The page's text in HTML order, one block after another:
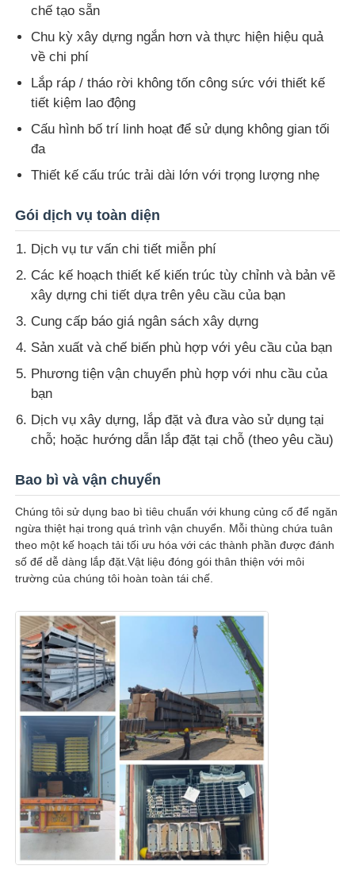
chế tạo sẵn
Chu kỳ xây dựng ngắn hơn và thực hiện hiệu quả
về chi phí
Lắp ráp / tháo rời không tốn công sức với thiết kế
tiết kiệm lao động
Cấu hình bố trí linh hoạt để sử dụng không gian tối
đa
Thiết kế cấu trúc trải dài lớn với trọng lượng nhẹ
Gói dịch vụ toàn diện
Dịch vụ tư vấn chi tiết miễn phí
Các kế hoạch thiết kế kiến trúc tùy chỉnh và bản vẽ
xây dựng chi tiết dựa trên yêu cầu của bạn
Cung cấp báo giá ngân sách xây dựng
Sản xuất và chế biến phù hợp với yêu cầu của bạn
Phương tiện vận chuyển phù hợp với nhu cầu của
bạn
Dịch vụ xây dựng, lắp đặt và đưa vào sử dụng tại
chỗ; hoặc hướng dẫn lắp đặt tại chỗ (theo yêu cầu)
Bao bì và vận chuyển
Chúng tôi sử dụng bao bì tiêu chuẩn với khung củng cố để ngăn
ngừa thiệt hại trong quá trình vận chuyển. Mỗi thùng chứa tuân
theo một kế hoạch tải tối ưu hóa với các thành phần được đánh
số để dễ dàng lắp đặt.Vật liệu đóng gói thân thiện với môi
trường của chúng tôi hoàn toàn tái chế.